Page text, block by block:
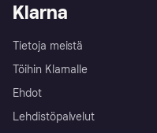
Klarna
Tietoja meistä
Töihin Klarnalle
Ehdot
Lehdistöpalvelut